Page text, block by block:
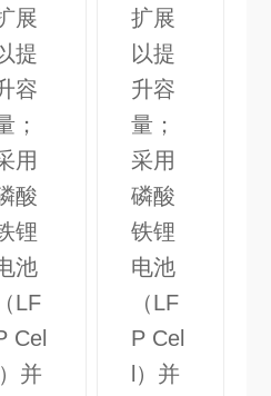
展
提
容
；
用
酸
锂
池
（LF
Cel
l）并
扩展
以提
升容
量；
采用
磷酸
铁锂
电池
（LF
P Cel
l）并